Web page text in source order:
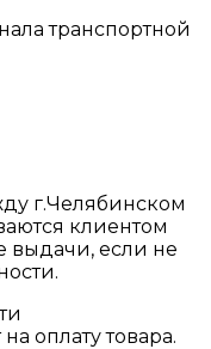
транспортной
г.Челябинском
клиентом
выдачи, если не
оплату товара.